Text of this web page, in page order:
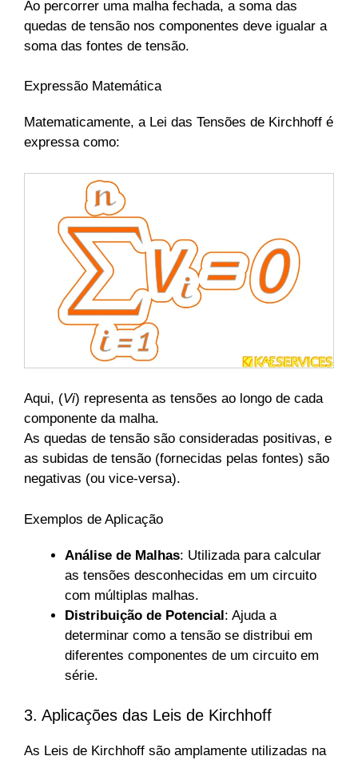
Ao percorrer uma malha fechada, a soma das
quedas de tensão nos componentes deve igualar a
soma das fontes de tensão.
Expressão Matemática
Matematicamente, a Lei das Tensões de Kirchhoff é
expressa como:
Aqui, (Vi) representa as tensões ao longo de cada
componente da malha.
As quedas de tensão são consideradas positivas, e
as subidas de tensão (fornecidas pelas fontes) são
negativas (ou vice-versa).
Exemplos de Aplicação
Análise de Malhas: Utilizada para calcular
as tensões desconhecidas em um circuito
com múltiplas malhas.
Distribuição de Potencial: Ajuda a
determinar como a tensão se distribui em
diferentes componentes de um circuito em
série.
3. Aplicações das Leis de Kirchhoff
As Leis de Kirchhoff são amplamente utilizadas na